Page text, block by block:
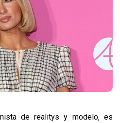
de realitys y modelo, es